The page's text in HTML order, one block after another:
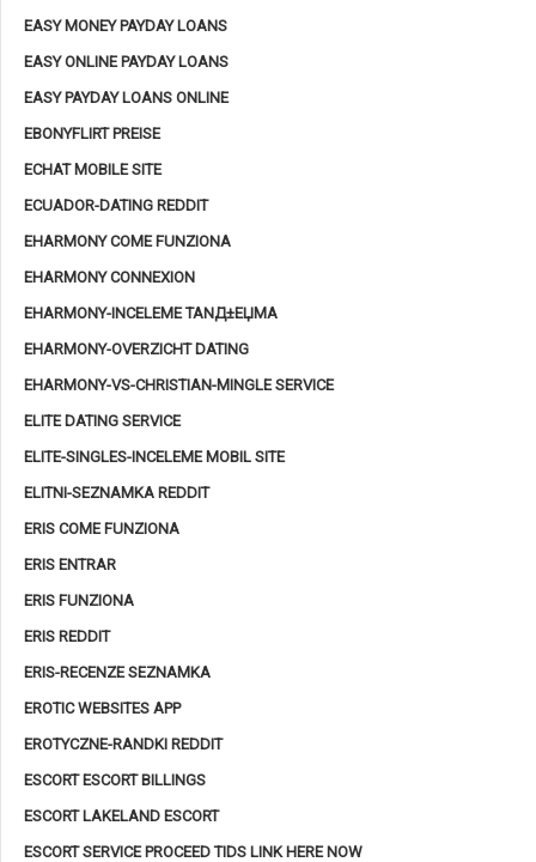
EASY MONEY PAYDAY LOANS
EASY ONLINE PAYDAY LOANS
EASY PAYDAY LOANS ONLINE
EBONYFLIRT PREISE
ECHAT MOBILE SITE
ECUADOR-DATING REDDIT
EHARMONY COME FUNZIONA
EHARMONY CONNEXION
EHARMONY-INCELEME TANД±ЕЏMA
EHARMONY-OVERZICHT DATING
EHARMONY-VS-CHRISTIAN-MINGLE SERVICE
ELITE DATING SERVICE
ELITE-SINGLES-INCELEME MOBIL SITE
ELITNI-SEZNAMKA REDDIT
ERIS COME FUNZIONA
ERIS ENTRAR
ERIS FUNZIONA
ERIS REDDIT
ERIS-RECENZE SEZNAMKA
EROTIC WEBSITES APP
EROTYCZNE-RANDKI REDDIT
ESCORT ESCORT BILLINGS
ESCORT LAKELAND ESCORT
ESCORT SERVICE PROCEED TIDS LINK HERE NOW